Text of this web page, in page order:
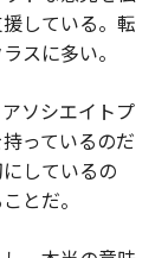
している。転
スに多い。
ソシエイトプ
っているのだ
しているの
とだ。